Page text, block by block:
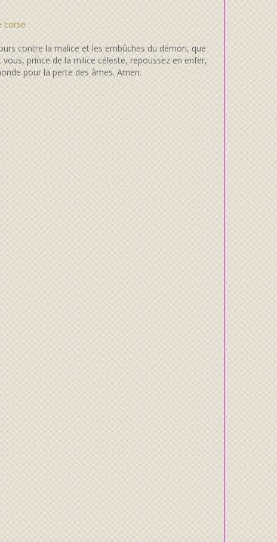
contre la malice et les embûches du démon, que
prince de la milice céleste, repoussez en enfer,
pour la perte des âmes. Amen.